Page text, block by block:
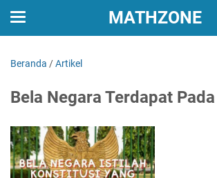
MATHZONE
Beranda /Artikel
Bela Negara Terdapat Pada